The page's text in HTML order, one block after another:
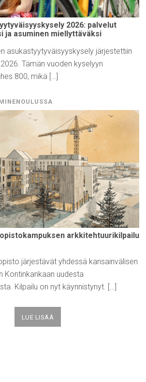
2026: palvelut
ja asuminen miellyttäväksi
asukastyytyväisyyskysely järjestettiin
Tämän vuoden kyselyyn
800, mikä […]
arkkitehtuurikilpailu
järjestävät yhdessä kansainvälisen
Kontinkankaan uudesta
Kilpailu on nyt käynnistynyt. […]
LUE LISÄÄ